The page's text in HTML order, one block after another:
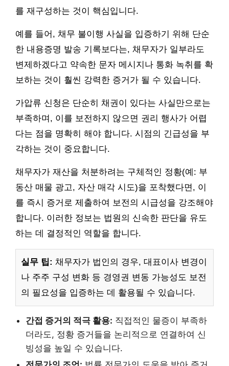
를 재구성하는 것이 핵심입니다.
예를 들어, 채무 불이행 사실을 입증하기 위해 단순
한 내용증명 발송 기록보다는, 채무자가 일부라도
변제하겠다고 약속한 문자 메시지나 통화 녹취를 확
보하는 것이 훨씬 강력한 증거가 될 수 있습니다.
가압류 신청은 단순히 채권이 있다는 사실만으로는
부족하며, 이를 보전하지 않으면 권리 행사가 어렵
다는 점을 명확히 해야 합니다. 시점의 긴급성을 부
각하는 것이 중요합니다.
채무자가 재산을 처분하려는 구체적인 정황(예: 부
동산 매물 광고, 자산 매각 시도)을 포착했다면, 이
를 즉시 증거로 제출하여 보전의 시급성을 강조해야
합니다. 이러한 정보는 법원의 신속한 판단을 유도
하는 데 결정적인 역할을 합니다.
실무 팁: 채무자가 법인의 경우, 대표이사 변경이
나 주주 구성 변화 등 경영권 변동 가능성도 보전
의 필요성을 입증하는 데 활용될 수 있습니다.
간접 증거의 적극 활용: 직접적인 물증이 부족하
더라도, 정황 증거들을 논리적으로 연결하여 신
빙성을 높일 수 있습니다.